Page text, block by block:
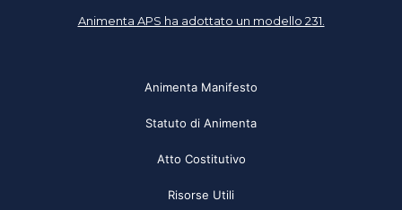
Animenta APS ha adottato un modello 231.
Animenta Manifesto
Statuto di Animenta
Atto Costitutivo
Risorse Utili